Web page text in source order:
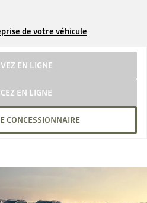
de votre véhicule
EN LIGNE
EN LIGNE
CONCESSIONNAIRE